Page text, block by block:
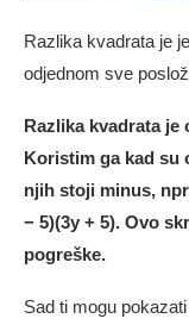
Razlika kvadrata je
odjednom sve
Razlika kvadrata je
Koristim ga kad su
njih stoji minus,
− 5)(3y + 5). Ovo
pogreške.
Sad ti mogu